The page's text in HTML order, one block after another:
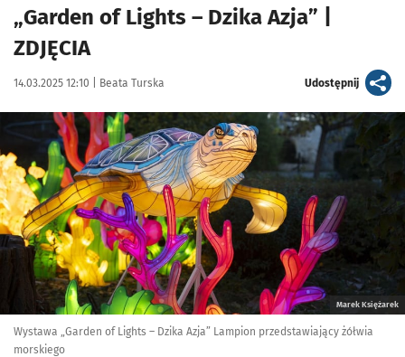
„Garden of Lights – Dzika Azja” |
ZDJĘCIA
Data publikacji:
14.03.2025 12:10 | Autor:
Beata Turska Udostępnijartykuł
Kliknij, aby zobaczyć galerię
Marek Księżarek
Wystawa „Garden of Lights – Dzika Azja” Lampion przedstawiający żółwia
morskiego